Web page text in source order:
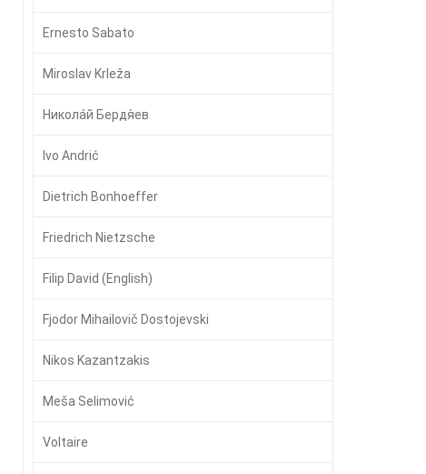
Ernesto Sabato
Miroslav Krleža
Никола́й Бердя́ев
Ivo Andrić
Dietrich Bonhoeffer
Friedrich Nietzsche
Filip David (English)
Fjodor Mihailovič Dostojevski
Nikos Kazantzakis
Meša Selimović
Voltaire